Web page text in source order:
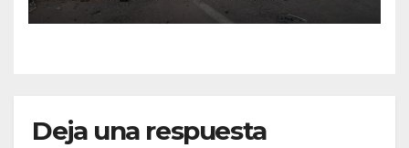
Deja una respuesta